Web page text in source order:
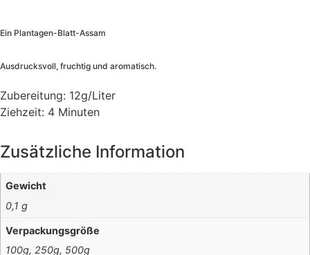
Ein Plantagen-Blatt-Assam
Ausdrucksvoll, fruchtig und aromatisch.
Zubereitung: 12g/Liter
Ziehzeit: 4 Minuten
Zusätzliche Information
Gewicht
0,1 g
Verpackungsgröße
100g, 250g, 500g